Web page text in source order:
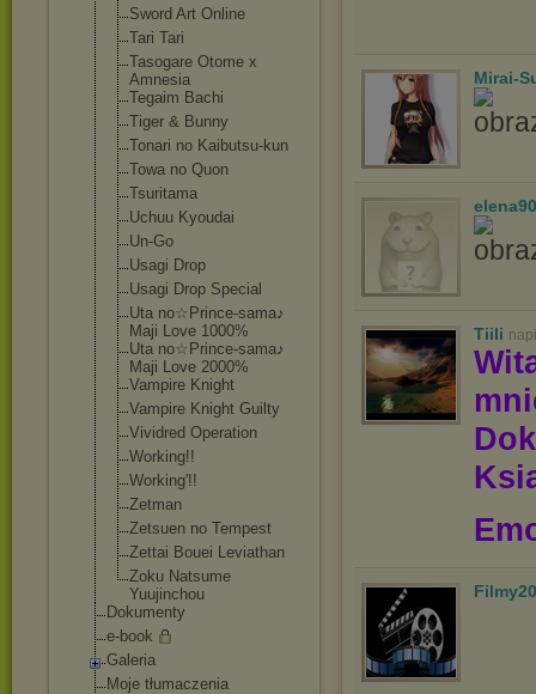
Sword Art Online
Tari Tari
Tasogare Otome x
Amnesia
Tegaim Bachi
Tiger & Bunny
Tonari no Kaibutsu-kun
Towa no Quon
Tsuritama
Uchuu Kyoudai
Un-Go
Usagi Drop
Usagi Drop Special
Uta no☆Prince-sama♪
Maji Love 1000%
Uta no☆Prince-sama♪
Maji Love 2000%
Vampire Knight
Vampire Knight Guilty
Vividred Operation
Working!!
Working'!!
Zetman
Zetsuen no Tempest
Zettai Bouei Leviathan
Zoku Natsume
Yuujinchou
Dokumenty
e-book
Galeria
Moje tłumaczenia
Mirai-
elena90
Tiili